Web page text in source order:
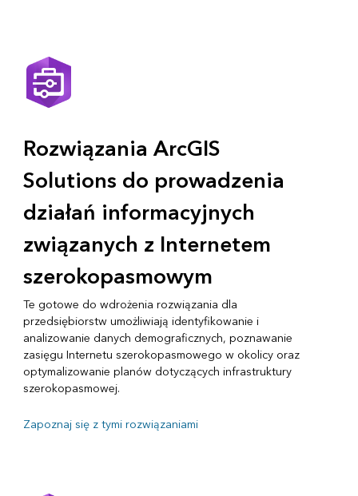
Rozwiązania ArcGIS
Solutions do prowadzenia
działań informacyjnych
związanych z Internetem
szerokopasmowym
Te gotowe do wdrożenia rozwiązania dla
przedsiębiorstw umożliwiają identyfikowanie i
analizowanie danych demograficznych, poznawanie
zasięgu Internetu szerokopasmowego w okolicy oraz
optymalizowanie planów dotyczących infrastruktury
szerokopasmowej.
Zapoznaj się z tymi rozwiązaniami